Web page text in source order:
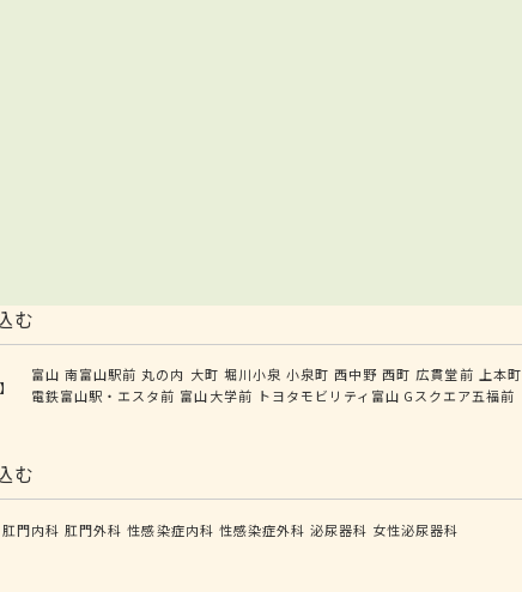
む
富山 南富山駅前 丸の内 大町 堀川小泉 小泉町 西中野 西町 広貫堂前 上本町
電鉄富山駅・エスタ前 富山大学前 トヨタモビリティ富山 Gスクエア五福前
む
肛門内科 肛門外科 性感染症内科 性感染症外科 泌尿器科 女性泌尿器科